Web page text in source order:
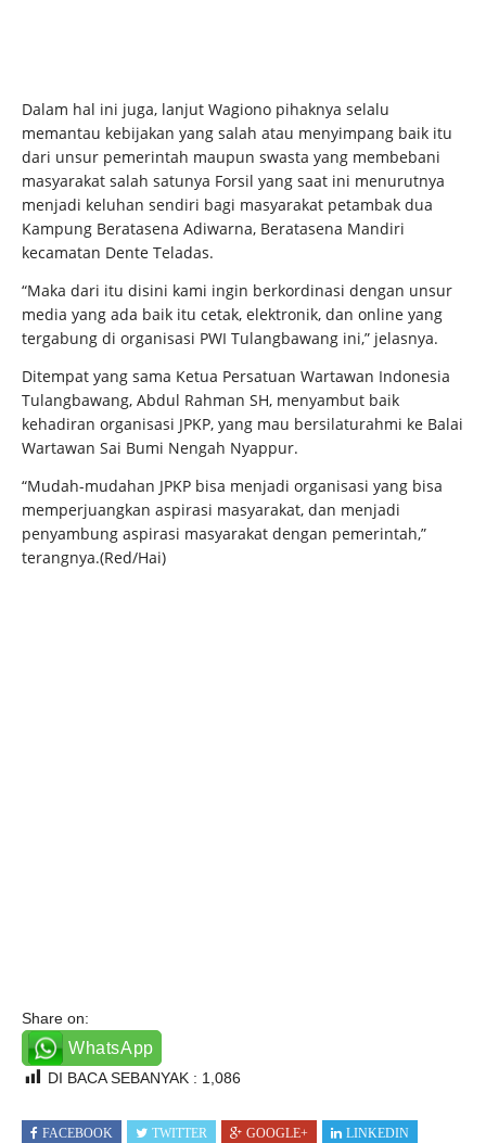
Dalam hal ini juga, lanjut Wagiono pihaknya selalu
memantau kebijakan yang salah atau menyimpang baik itu
dari unsur pemerintah maupun swasta yang membebani
masyarakat salah satunya Forsil yang saat ini menurutnya
menjadi keluhan sendiri bagi masyarakat petambak dua
Kampung Beratasena Adiwarna, Beratasena Mandiri
kecamatan Dente Teladas.
“Maka dari itu disini kami ingin berkordinasi dengan unsur
media yang ada baik itu cetak, elektronik, dan online yang
tergabung di organisasi PWI Tulangbawang ini,” jelasnya.
Ditempat yang sama Ketua Persatuan Wartawan Indonesia
Tulangbawang, Abdul Rahman SH, menyambut baik
kehadiran organisasi JPKP, yang mau bersilaturahmi ke Balai
Wartawan Sai Bumi Nengah Nyappur.
“Mudah-mudahan JPKP bisa menjadi organisasi yang bisa
memperjuangkan aspirasi masyarakat, dan menjadi
penyambung aspirasi masyarakat dengan pemerintah,”
terangnya.(Red/Hai)
Share on:
WhatsApp
DI BACA SEBANYAK : 1,086
FACEBOOK TWITTER GOOGLE+ LINKEDIN